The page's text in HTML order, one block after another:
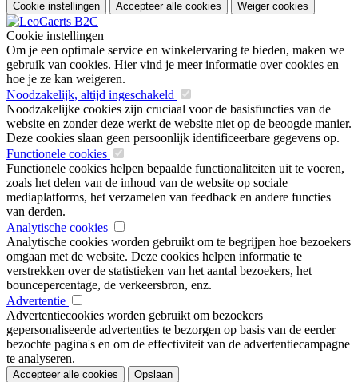
Cookie instellingen Accepteer alle cookies Weiger cookies
Cookie instellingen
Om je een optimale service en winkelervaring te bieden, maken we
gebruik van cookies. Hier vind je meer informatie over cookies en
hoe je ze kan weigeren.
Noodzakelijk, altijd ingeschakeld
Noodzakelijke cookies zijn cruciaal voor de basisfuncties van de
website en zonder deze werkt de website niet op de beoogde manier.
Deze cookies slaan geen persoonlijk identificeerbare gegevens op.
Functionele cookies
Functionele cookies helpen bepaalde functionaliteiten uit te voeren,
zoals het delen van de inhoud van de website op sociale
mediaplatforms, het verzamelen van feedback en andere functies
van derden.
Analytische cookies
Analytische cookies worden gebruikt om te begrijpen hoe bezoekers
omgaan met de website. Deze cookies helpen informatie te
verstrekken over de statistieken van het aantal bezoekers, het
bouncepercentage, de verkeersbron, enz.
Advertentie
Advertentiecookies worden gebruikt om bezoekers
gepersonaliseerde advertenties te bezorgen op basis van de eerder
bezochte pagina's en om de effectiviteit van de advertentiecampagne
te analyseren.
Accepteer alle cookies Opslaan